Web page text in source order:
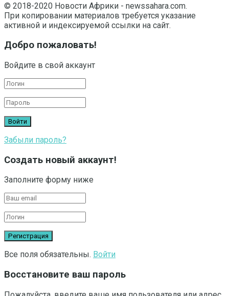
© 2018-2020 Новости Африки - newssahara.com.
При копировании материалов требуется указание
активной и индексируемой ссылки на сайт.
Добро пожаловать!
Войдите в свой аккаунт
Забыли пароль?
Создать новый аккаунт!
Заполните форму ниже
Все поля обязательны. Войти
Восстановите ваш пароль